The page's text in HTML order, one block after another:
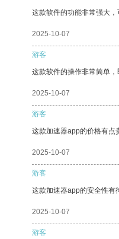
这款软件的功能非常强大，
2025-10-07
游客
这款软件的操作非常简单，
2025-10-07
游客
这款加速器app的价格有点
2025-10-07
游客
这款加速器app的安全性有
2025-10-07
游客